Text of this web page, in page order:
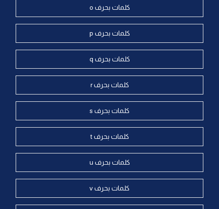
كلمات بحرف o
كلمات بحرف p
كلمات بحرف q
كلمات بحرف r
كلمات بحرف s
كلمات بحرف t
كلمات بحرف u
كلمات بحرف v